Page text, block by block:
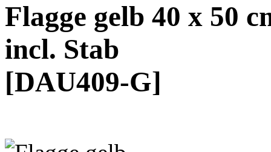
Flagge gelb 40 x 50
incl. Stab
[DAU409-G]